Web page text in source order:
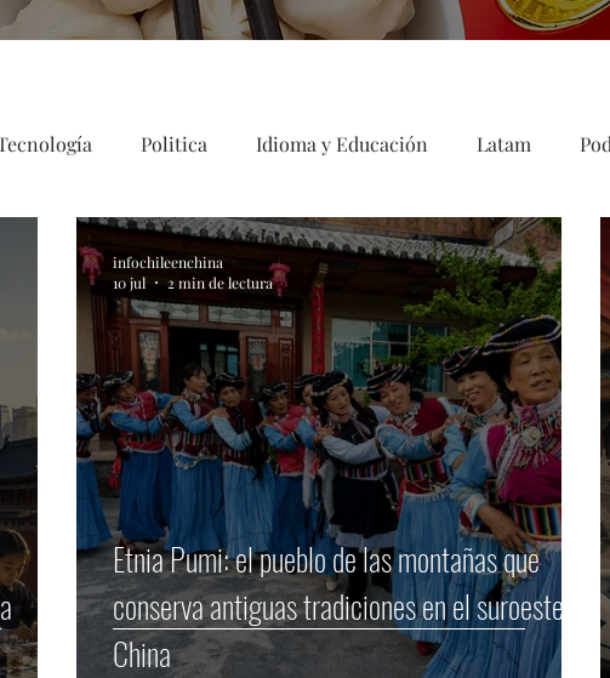
Politica Idioma y Educación Latam
Etnia Pumi: el pueblo de las montañas que
conserva antiguas tradiciones en el suroeste de
China
infochileenchina
10 jul
2 min de lectura